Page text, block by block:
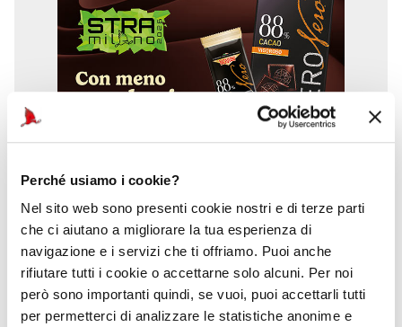
Perché usiamo i cookie?
Nel sito web sono presenti cookie nostri e di terze parti
che ci aiutano a migliorare la tua esperienza di
navigazione e i servizi che ti offriamo. Puoi anche
rifiutare tutti i cookie o accettarne solo alcuni. Per noi
però sono importanti quindi, se vuoi, puoi accettarli tutti
per permetterci di analizzare le statistiche anonime e